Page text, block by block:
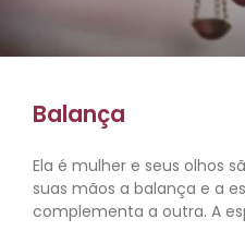
Balança
Ela é mulher e seus olhos
suas mãos a balança e a
complementa a outra. A